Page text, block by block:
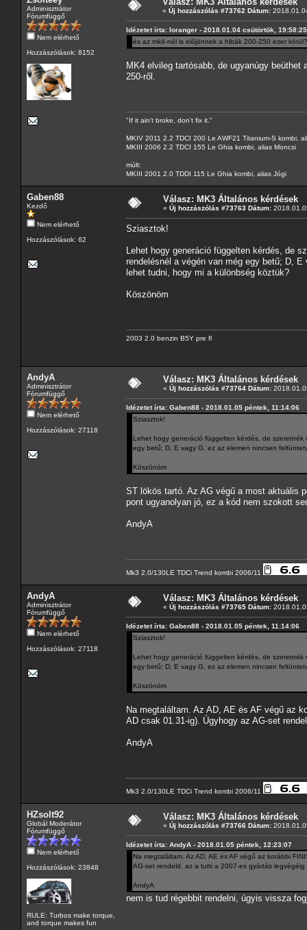
Adminisztrátor
Fórumfüggő
Nem elérhető
Hozzászólások: 8152
« Új hozzászólás #73762 Dátum:
Idézetet írta: loranger - 2018.01.04 csütörtök, 19:58:25
és az mk4-nél is előjönnek a hibák 200-250 ezer körül?
MK4 elvileg tartósabb, de ugyanúgy
250-ről.
"If it ain't broke, don't fix it."
MKIV 2011 2.2 TDCI 200 Le AWF21 Titanium-S kombi,
MKIII 2006 2.2 TDCI 155 Le Ghia kombi, alias Moncsi
múlt:
MKIII 2001 2.0 TDDI 115 Le Ghia kombi, alias Jógi
Gaben88
Kezdő
Nem elérhető
Hozzászólások: 62
Válasz: MK3 Általános kérdések
« Új hozzászólás #73763 Dátum:
Sziasztok!
Lehet hogy generáció függelten kérdés, de
rendelésnél a végén van még egy betű; D,
lehet tudni, hogy mi a különbség köztük?
Köszönöm
2003 2.0 benzin B5Y pre fl
AndyA
Adminisztrátor
Fórumfüggő
Nem elérhető
Hozzászólások: 27118
Válasz: MK3 Általános kérdések
« Új hozzászólás #73764 Dátum:
Idézetet írta: Gaben88 - 2018.01.05 péntek, 11:14:06
Sziasztok!
Lehet hogy generáció függelten kérdés, de
egy betű; D, E vagy G, ez az elemen nincsen
Köszönöm
ST lökös tartó. Az AG végű a most aktuális
pont ugyanolyan jó, ez a kód nem szokott
AndyA
Mk3 2.0/130LE TDCi Trend kombi 2006/11
AndyA
Adminisztrátor
Fórumfüggő
Nem elérhető
Hozzászólások: 27118
Válasz: MK3 Általános kérdések
« Új hozzászólás #73765 Dátum:
Idézetet írta: Gaben88 - 2018.01.05 péntek, 11:14:06
Sziasztok!
Lehet hogy generáció függelten kérdés, de
egy betű; D, E vagy G, ez az elemen nincsen
Köszönöm
Na megtaláltam. Az AD, AE és AF végű az
AD csak 01.31-ig). Úgyhogy az AG-set
AndyA
Mk3 2.0/130LE TDCi Trend kombi 2006/11
HZsolt92
Globál Moderátor
Fórumfüggő
Nem elérhető
Hozzászólások: 23848
RULE: Turbos make torque,
and torque makes fun
Válasz: MK3 Általános kérdések
« Új hozzászólás #73766 Dátum:
Idézetet írta: AndyA - 2018.01.05 péntek, 12:23:07
Na megtaláltam. Az AD, AE és AF végű az korábbi
AG-set rendeld, az a tutti a 2007-es gyártás
AndyA
nem is tud régebbit rendelni, úgyis vissza